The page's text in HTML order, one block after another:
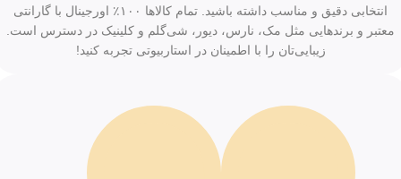
انتخابی دقیق و مناسب داشته باشید. تمام کالاها ۱۰۰٪ اورجینال با گارانتی
معتبر و برندهایی مثل مک، نارس، دیور، شی‌گلم و کلینیک در دسترس است.
زیبایی‌تان را با اطمینان در استاربیوتی تجربه کنید!